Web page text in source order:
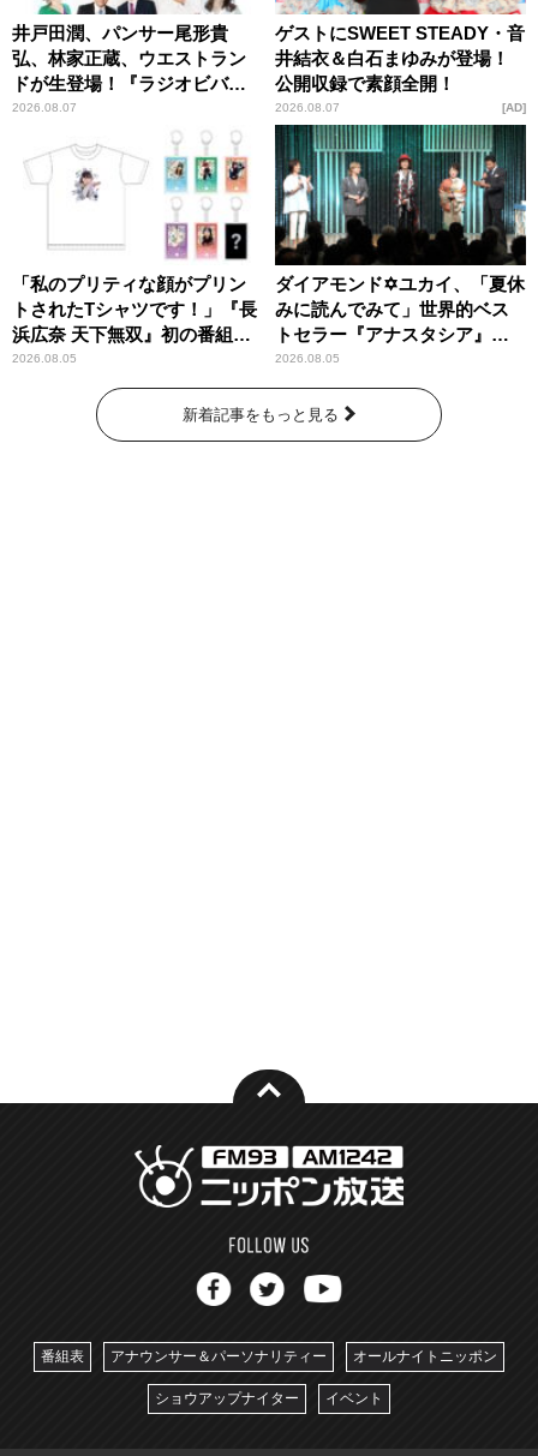
井戸田潤、パンサー尾形貴
弘、林家正蔵、ウエストラン
ドが生登場！『ラジオビバリ
ー昼ズ』
2026.08.07
ゲストにSWEET STEADY・音
井結衣＆白石まゆみが登場！
公開収録で素顔全開！
2026.08.07 AD
「私のプリティな顔がプリン
トされたTシャツです！」『長
浜広奈 天下無双』初の番組グ
ッズ発売
2026.08.05
ダイアモンド✡ユカイ、「夏休
みに読んでみて」世界的ベス
トセラー『アナスタシア』を
紹介
2026.08.05
新着記事をもっと見る
番組表 アナウンサー＆パーソナリティー オールナイトニッポン
ショウアップナイター イベント